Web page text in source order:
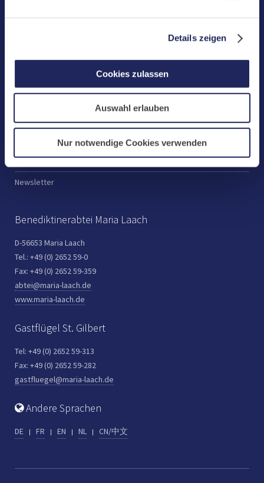
Details zeigen
Cookies zulassen
Auswahl erlauben
Nur notwendige Cookies verwenden
Klosterbetriebe
Te Deum
Shops
Jobs
Newsletter
Benediktinerabtei Maria Laach
D-56653 Maria Laach
Tel.: +49 (0) 2652 59-0
Fax: +49 (0) 2652 59-359
abtei@maria-laach.de
www.maria-laach.de
Gastflügel St. Gilbert
Tel: +49 (0) 2652 59-313
Fax: +49 (0) 2652 59-282
gastfluegel@maria-laach.de
Andere Sprachen
DE FR EN NL CN/中文